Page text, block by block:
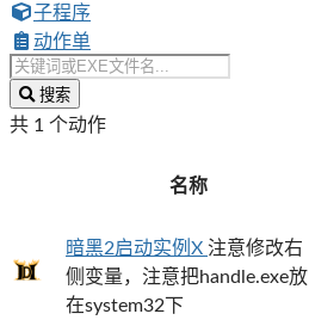
子程序
动作单
搜索
共 1 个动作
名称
暗黑2启动实例X 注意修改右
侧变量，注意把handle.exe放
在system32下